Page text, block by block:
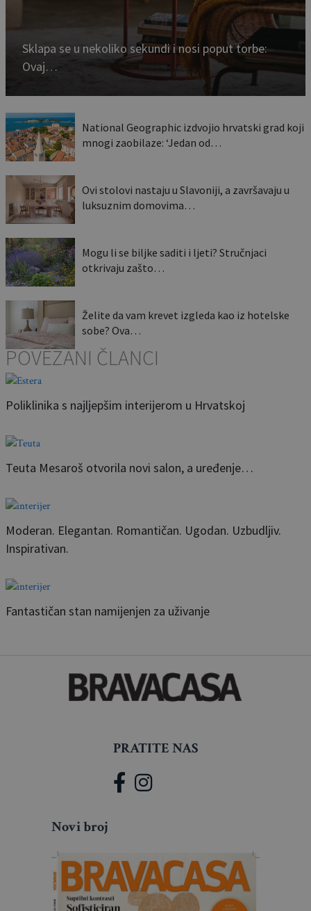
Sklapa se u nekoliko sekundi i nosi poput torbe:
Ovaj…
National Geographic izdvojio hrvatski grad koji
mnogi zaobilaze: ‘Jedan od…
Ovi stolovi nastaju u Slavoniji, a završavaju u
luksuznim domovima…
Mogu li se biljke saditi i ljeti? Stručnjaci
otkrivaju zašto…
Želite da vam krevet izgleda kao iz hotelske
sobe? Ova…
POVEZANI ČLANCI
Poliklinika s najljepšim interijerom u Hrvatskoj
Teuta Mesaroš otvorila novi salon, a uređenje…
Moderan. Elegantan. Romantičan. Ugodan. Uzbudljiv.
Inspirativan.
Fantastičan stan namijenjen za uživanje
PRATITE NAS
Novi broj